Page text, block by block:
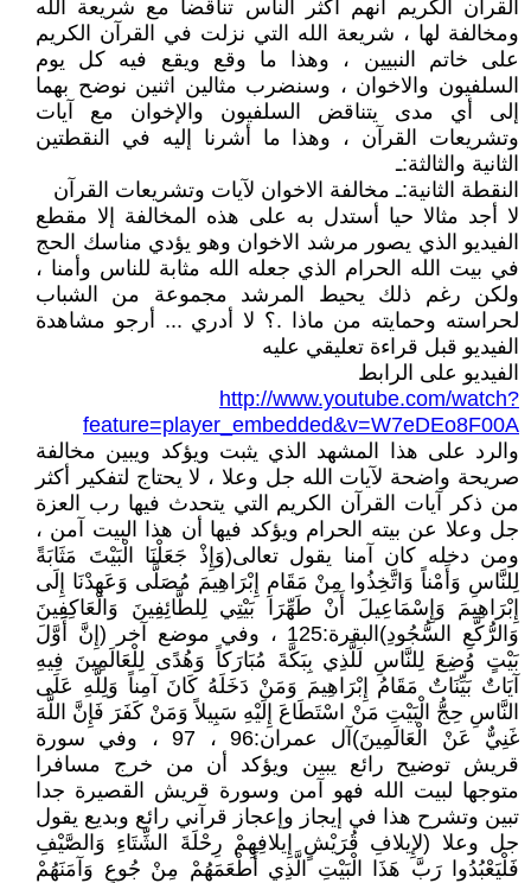
القرآن الكريم أنهم أكثر الناس تناقضا مع شريعة الله
ومخالفة لها ، شريعة الله التي نزلت في القرآن الكريم
على خاتم النبيين ، وهذا ما وقع ويقع فيه كل يوم
السلفيون والاخوان ، وسنضرب مثالين اثنين نوضح بهما
إلى أي مدى يتناقض السلفيون والإخوان مع آيات
وتشريعات القرآن ، وهذا ما أشرنا إليه في النقطتين
الثانية والثالثة:ـ
النقطة الثانية:ـ مخالفة الاخوان لآيات وتشريعات القرآن
لا أجد مثالا حيا أستدل به على هذه المخالفة إلا مقطع
الفيديو الذي يصور مرشد الاخوان وهو يؤدي مناسك الحج
في بيت الله الحرام الذي جعله الله مثابة للناس وأمنا ،
ولكن رغم ذلك يحيط المرشد مجموعة من الشباب
لحراسته وحمايته من ماذا .؟ لا أدري ... أرجو مشاهدة
الفيديو قبل قراءة تعليقي عليه
الفيديو على الرابط
http://www.youtube.com/watch?
feature=player_embedded&v=W7eDEo8F00A
والرد على هذا المشهد الذي يثبت ويؤكد ويبين مخالفة
صريحة واضحة لآيات الله جل وعلا ، لا يحتاج لتفكير أكثر
من ذكر آيات القرآن الكريم التي يتحدث فيها رب العزة
جل وعلا عن بيته الحرام ويؤكد فيها أن هذا البيت آمن ،
ومن دخله كان آمنا يقول تعالى(وَإِذْ جَعَلْنَا الْبَيْتَ مَثَابَةً
لِلنَّاسِ وَأَمْناً وَاتَّخِذُوا مِنْ مَقَامِ إِبْرَاهِيمَ مُصَلًّى وَعَهِدْنَا إِلَى
إِبْرَاهِيمَ وَإِسْمَاعِيلَ أَنْ طَهِّرَا بَيْتِي لِلطَّائِفِينَ وَالْعَاكِفِينَ
وَالرُّكَّعِ السُّجُودِ)البقرة:125 ، وفي موضع آخر (إِنَّ أَوَّلَ
بَيْتٍ وُضِعَ لِلنَّاسِ لَلَّذِي بِبَكَّةَ مُبَارَكاً وَهُدًى لِلْعَالَمِينَ فِيهِ
آيَاتٌ بَيِّنَاتٌ مَقَامُ إِبْرَاهِيمَ وَمَنْ دَخَلَهُ كَانَ آمِناً وَلِلَّهِ عَلَى
النَّاسِ حِجُّ الْبَيْتِ مَنْ اسْتَطَاعَ إِلَيْهِ سَبِيلاً وَمَنْ كَفَرَ فَإِنَّ اللَّهَ
غَنِيٌّ عَنْ الْعَالَمِينَ)آل عمران:96 ، 97 ، وفي سورة
قريش توضيح رائع يبين ويؤكد أن من خرج مسافرا
متوجها لبيت الله فهو آمن وسورة قريش القصيرة جدا
تبين وتشرح هذا في إيجاز وإعجاز قرآني رائع وبديع يقول
جل وعلا (لإِيلافِ قُرَيْشٍ إِيلافِهِمْ رِحْلَةَ الشِّتَاءِ وَالصَّيْفِ
فَلْيَعْبُدُوا رَبَّ هَذَا الْبَيْتِ الَّذِي أَطْعَمَهُمْ مِنْ جُوعٍ وَآمَنَهُمْ